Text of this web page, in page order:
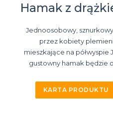
Hamak z
Jednoosobowy,
przez kobiety
mieszkające na półwyspie
gustowny hamak będzie
KARTA PRODUKTU